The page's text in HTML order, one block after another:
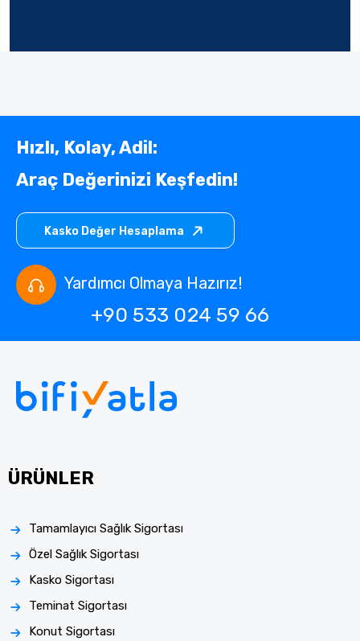
Hızlı, Kolay, Adil:
Araç Değerinizi Keşfedin!
Kasko Değer Hesaplama
Yardımcı Olmaya Hazırız!
+90 533 024 59 66
ÜRÜNLER
Tamamlayıcı Sağlık Sigortası
Özel Sağlık Sigortası
Kasko Sigortası
Teminat Sigortası
Konut Sigortası